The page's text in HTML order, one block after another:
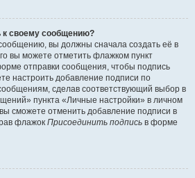
к своему сообщению?
вы должны сначала создать её в
вы можете отметить флажком пункт
отправки сообщения, чтобы подпись
настроить добавление подписи по
сделав соответствующий выбор в
пункта «Личные настройки» в личном
сможете отменить добавление подписи в
флажок Присоединить подпись в форме